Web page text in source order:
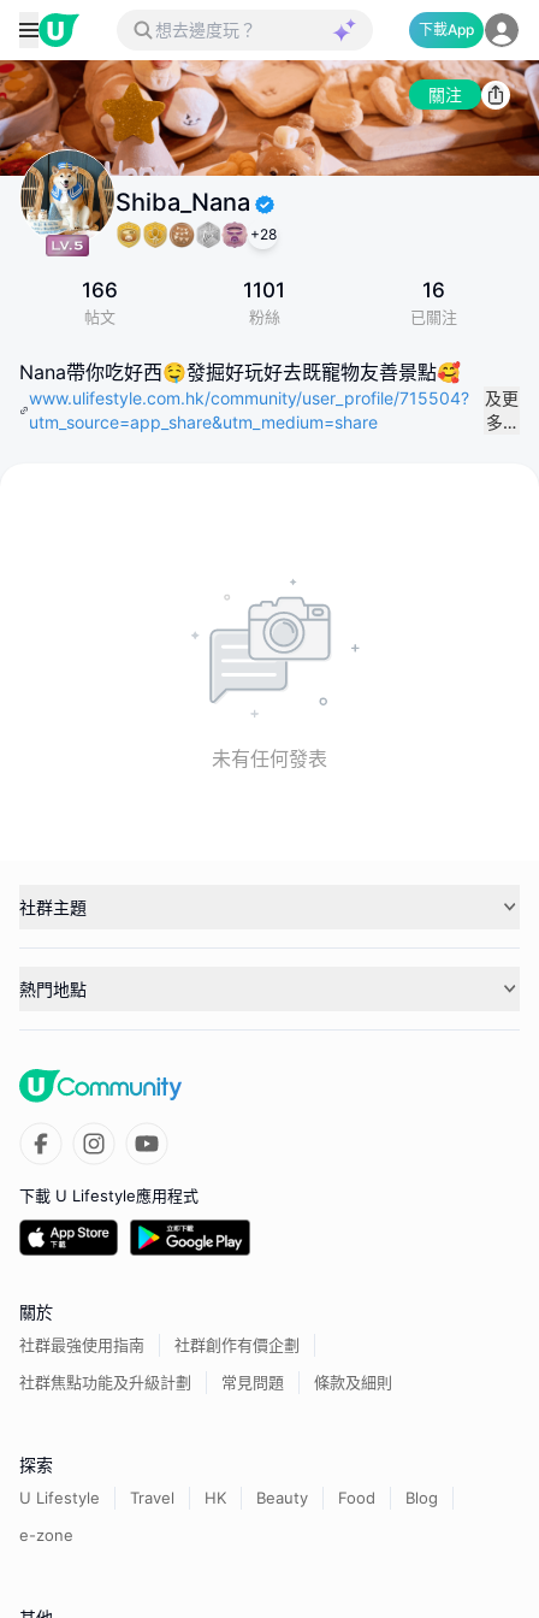
下載App
關注
Shiba_Nana
+28
166
帖文
1101
粉絲
16
已關注
Nana帶你吃好西🤤發掘好玩好去既寵物友善景點🥰
www.ulifestyle.com.hk/community/user_profile/715504?
utm_source=app_share&utm_medium=share
及更
多…
未有任何發表
社群主題
熱門地點
下載 U Lifestyle應用程式
關於
社群最強使用指南
社群創作有價企劃
社群焦點功能及升級計劃
常見問題 條款及細則
探索
U Lifestyle Travel HK Beauty Food
Blog
e-zone